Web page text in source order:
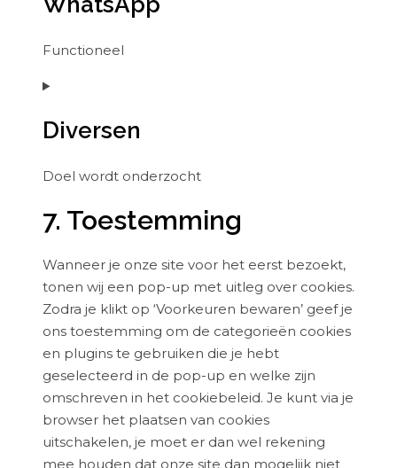
Functioneel
Consent
service
Diversen
Doel wordt onderzocht
Consent
to
7. Toestemming
Wanneer je onze site voor het eerst bezoekt,
tonen wij een pop-up met uitleg over cookies.
Zodra je klikt op ‘Voorkeuren bewaren’ geef je
ons toestemming om de categorieën cookies
en plugins te gebruiken die je hebt
geselecteerd in de pop-up en welke zijn
omschreven in het cookiebeleid. Je kunt via je
browser het plaatsen van cookies
uitschakelen, je moet er dan wel rekening
mee houden dat onze site dan mogelijk niet